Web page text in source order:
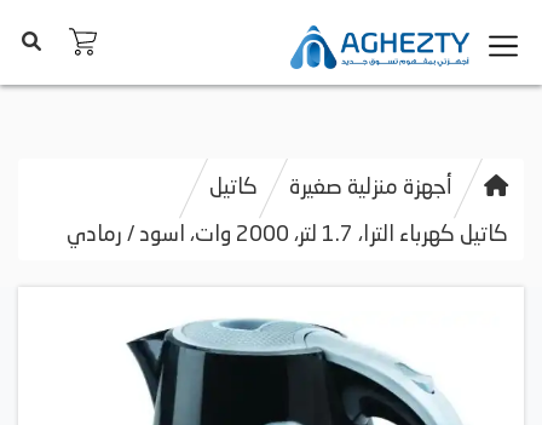
أجهزة منزلية صغيرة كاتيل
كاتيل كهرباء الترا، 1.7 لتر، 2000 وات، اسود / رمادي